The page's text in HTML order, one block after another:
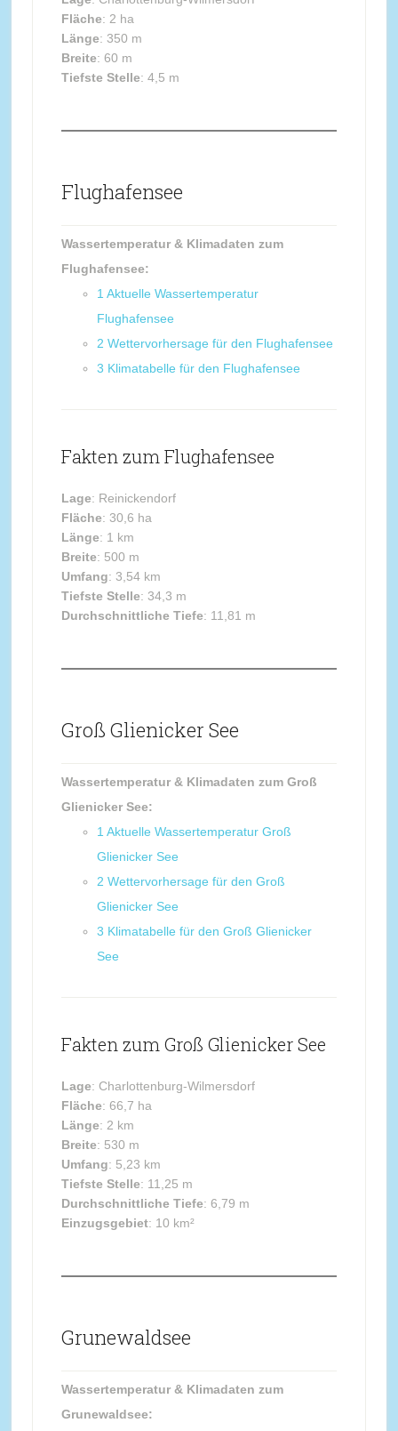
Fläche: 2 ha
Länge: 350 m
Breite: 60 m
Tiefste Stelle: 4,5 m
Flughafensee
Wassertemperatur & Klimadaten zum
Flughafensee:
1 Aktuelle Wassertemperatur
Flughafensee
2 Wettervorhersage für den Flughafensee
3 Klimatabelle für den Flughafensee
Fakten zum Flughafensee
Lage: Reinickendorf
Fläche: 30,6 ha
Länge: 1 km
Breite: 500 m
Umfang: 3,54 km
Tiefste Stelle: 34,3 m
Durchschnittliche Tiefe: 11,81 m
Groß Glienicker See
Wassertemperatur & Klimadaten zum Groß
Glienicker See:
1 Aktuelle Wassertemperatur Groß
Glienicker See
2 Wettervorhersage für den Groß
Glienicker See
3 Klimatabelle für den Groß Glienicker
See
Fakten zum Groß Glienicker See
Lage: Charlottenburg-Wilmersdorf
Fläche: 66,7 ha
Länge: 2 km
Breite: 530 m
Umfang: 5,23 km
Tiefste Stelle: 11,25 m
Durchschnittliche Tiefe: 6,79 m
Einzugsgebiet: 10 km²
Grunewaldsee
Wassertemperatur & Klimadaten zum
Grunewaldsee: